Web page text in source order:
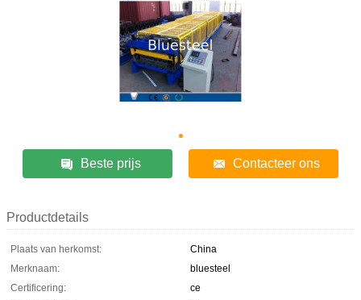
Beste prijs Contacteer ons
Productdetails
Plaats van herkomst:
China
Merknaam:
bluesteel
Certificering:
ce